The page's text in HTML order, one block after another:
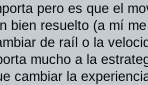
pero es que el
bien resuelto (a mí
de raíl o la
mucho a la
cambiar la